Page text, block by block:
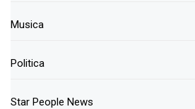
Musica
Politica
Star People News